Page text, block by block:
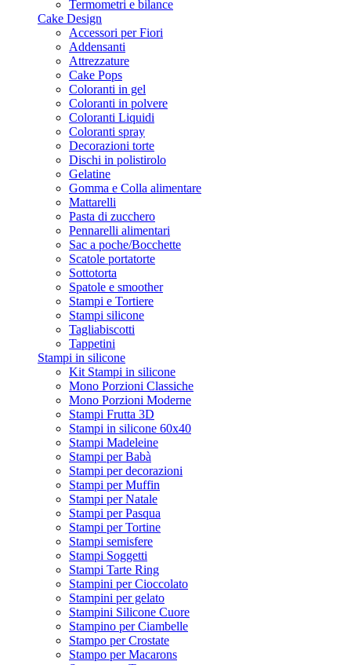
Termometri e bilance
Cake Design
Accessori per Fiori
Addensanti
Attrezzature
Cake Pops
Coloranti in gel
Coloranti in polvere
Coloranti Liquidi
Coloranti spray
Decorazioni torte
Dischi in polistirolo
Gelatine
Gomma e Colla alimentare
Mattarelli
Pasta di zucchero
Pennarelli alimentari
Sac a poche/Bocchette
Scatole portatorte
Sottotorta
Spatole e smoother
Stampi e Tortiere
Stampi silicone
Tagliabiscotti
Tappetini
Stampi in silicone
Kit Stampi in silicone
Mono Porzioni Classiche
Mono Porzioni Moderne
Stampi Frutta 3D
Stampi in silicone 60x40
Stampi Madeleine
Stampi per Babà
Stampi per decorazioni
Stampi per Muffin
Stampi per Natale
Stampi per Pasqua
Stampi per Tortine
Stampi semisfere
Stampi Soggetti
Stampi Tarte Ring
Stampini per Cioccolato
Stampini per gelato
Stampini Silicone Cuore
Stampino per Ciambelle
Stampo per Crostate
Stampo per Macarons